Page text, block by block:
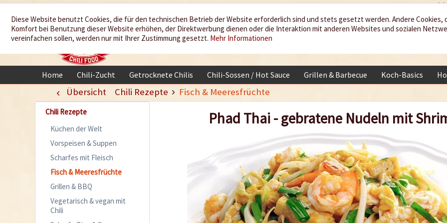
Wir würzen
Ihr Leben
Home Chili-Zucht Getrocknete Chilis Chili-Sossen / Hot Sauce Grillen & Barbecue Koch-Basics
Übersicht Chili Rezepte Fisch & Meeresfrüchte
Chili Rezepte
Küchen der Welt
Vorspeisen & Suppen
Scharfes mit Fleisch
Fisch & Meeresfrüchte
Grillen & BBQ
Vegetarisch & vegan mit
Chili
Phad Thai - gebratene Nudeln mit
Diese Website benutzt Cookies, die für den technischen Betrieb der Website erforderlich sind und stets gesetzt werden. Andere Cookies,
Komfort bei Benutzung dieser Website erhöhen, der Direktwerbung dienen oder die Interaktion mit anderen Websites und sozialen
vereinfachen sollen, werden nur mit Ihrer Zustimmung gesetzt. Mehr Informationen